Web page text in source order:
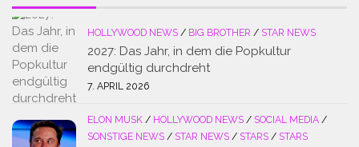
HOLLYWOOD NEWS / BIG BROTHER / STAR NEWS
2027: Das Jahr, in dem die Popkultur
endgültig durchdreht
7. APRIL 2026
ELON MUSK / HOLLYWOOD NEWS / SOCIAL MEDIA /
SONSTIGE NEWS / STAR NEWS / STARS / STARS